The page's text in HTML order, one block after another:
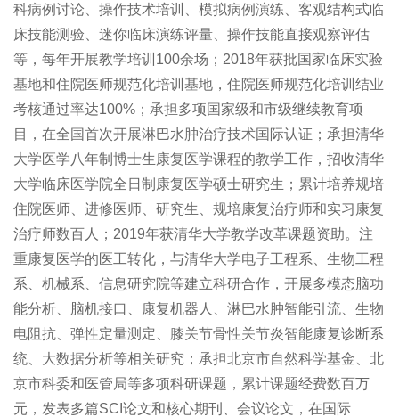
科病例讨论、操作技术培训、模拟病例演练、客观结构式临
床技能测验、迷你临床演练评量、操作技能直接观察评估
等，每年开展教学培训100余场；2018年获批国家临床实验
基地和住院医师规范化培训基地，住院医师规范化培训结业
考核通过率达100%；承担多项国家级和市级继续教育项
目，在全国首次开展淋巴水肿治疗技术国际认证；承担清华
大学医学八年制博士生康复医学课程的教学工作，招收清华
大学临床医学院全日制康复医学硕士研究生；累计培养规培
住院医师、进修医师、研究生、规培康复治疗师和实习康复
治疗师数百人；2019年获清华大学教学改革课题资助。注
重康复医学的医工转化，与清华大学电子工程系、生物工程
系、机械系、信息研究院等建立科研合作，开展多模态脑功
能分析、脑机接口、康复机器人、淋巴水肿智能引流、生物
电阻抗、弹性定量测定、膝关节骨性关节炎智能康复诊断系
统、大数据分析等相关研究；承担北京市自然科学基金、北
京市科委和医管局等多项科研课题，累计课题经费数百万
元，发表多篇SCI论文和核心期刊、会议论文，在国际